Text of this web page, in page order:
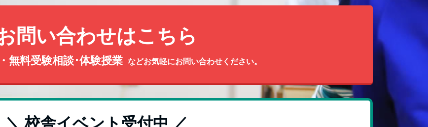
問い合わせはこちら
無料受験相談･体験授業 などお気軽にお問い合わせください。
＼ 校舎イベント受付中 ／